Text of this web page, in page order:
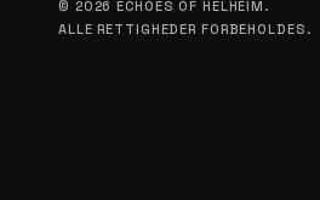
© 2026 ECHOES OF HELHEIM.
ALLE RETTIGHEDER FORBEHOLDES.